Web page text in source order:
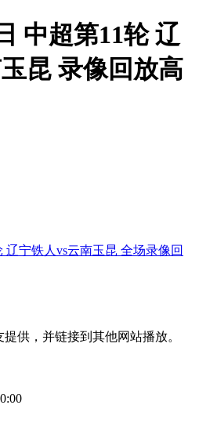
中超第11轮 辽
昆 录像回放高
辽宁铁人vs云南玉昆 全场录像回
供，并链接到其他网站播放。